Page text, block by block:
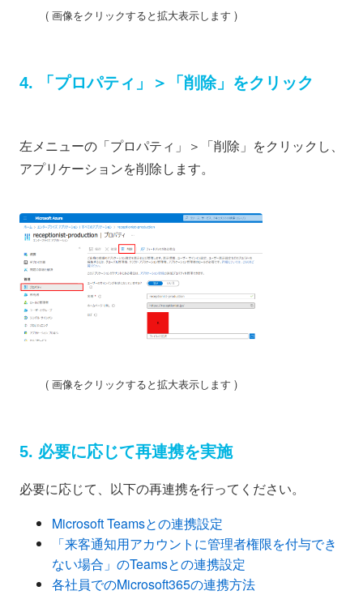
( 画像をクリックすると拡大表示します )
4. 「プロパティ」＞「削除」をクリック
左メニューの「プロパティ」＞「削除」をクリックし、
アプリケーションを削除します。
( 画像をクリックすると拡大表示します )
5. 必要に応じて再連携を実施
必要に応じて、以下の再連携を行ってください。
Microsoft Teamsとの連携設定
「来客通知用アカウントに管理者権限を付与でき
ない場合」のTeamsとの連携設定
各社員でのMicrosoft365の連携方法